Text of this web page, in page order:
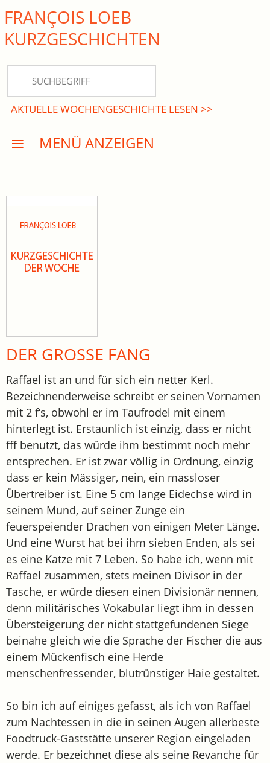
close Submenü
KURZGESCHICHTEN
DREISATZROMANE
PRESSE
FRANÇOIS LOEB
KURZ­GESCHICHTEN
AKTUELLE WOCHENGESCHICHTE LESEN >>
MENÜ ANZEIGEN
DER GROSSE FANG
Raffael ist an und für sich ein netter Kerl.
Bezeichnenderweise schreibt er seinen Vornamen
mit 2 f‘s, obwohl er im Taufrodel mit einem
hinterlegt ist. Erstaunlich ist einzig, dass er nicht
fff benutzt, das würde ihm bestimmt noch mehr
entsprechen. Er ist zwar völlig in Ordnung, einzig
dass er kein Mässiger, nein, ein massloser
Übertreiber ist. Eine 5 cm lange Eidechse wird in
seinem Mund, auf seiner Zunge ein
feuerspeiender Drachen von einigen Meter Länge.
Und eine Wurst hat bei ihm sieben Enden, als sei
es eine Katze mit 7 Leben. So habe ich, wenn mit
Raffael zusammen, stets meinen Divisor in der
Tasche, er würde diesen einen Divisionär nennen,
denn militärisches Vokabular liegt ihm in dessen
Übersteigerung der nicht stattgefundenen Siege
beinahe gleich wie die Sprache der Fischer die aus
einem Mückenfisch eine Herde
menschenfressender, blutrünstiger Haie gestaltet.
So bin ich auf einiges gefasst, als ich von Raffael
zum Nachtessen in die in seinen Augen allerbeste
Foodtruck-Gaststätte unserer Region eingeladen
werde. Er bezeichnet diese als seine Revanche für